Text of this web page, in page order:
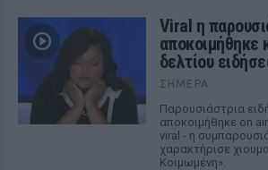
Viral η
αποκοιμήθηκε
δελτίου
ΣΉΜΕΡΑ
Παρουσιάστρια
αποκοιμήθηκε on
viral - η
χαρακτήρισε
Κοιμωμένη».